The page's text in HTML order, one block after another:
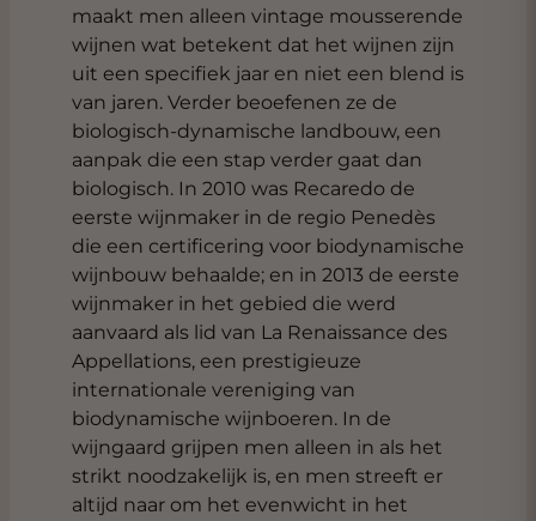
maakt men alleen vintage mousserende
wijnen wat betekent dat het wijnen zijn
uit een specifiek jaar en niet een blend is
van jaren. Verder beoefenen ze de
biologisch-dynamische landbouw, een
aanpak die een stap verder gaat dan
biologisch. In 2010 was Recaredo de
eerste wijnmaker in de regio Penedès
die een certificering voor biodynamische
wijnbouw behaalde; en in 2013 de eerste
wijnmaker in het gebied die werd
aanvaard als lid van La Renaissance des
Appellations, een prestigieuze
internationale vereniging van
biodynamische wijnboeren. In de
wijngaard grijpen men alleen in als het
strikt noodzakelijk is, en men streeft er
altijd naar om het evenwicht in het